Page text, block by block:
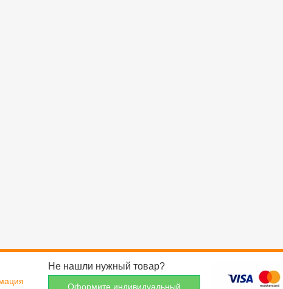
Не нашли нужный товар?
Оформите индивидуальный